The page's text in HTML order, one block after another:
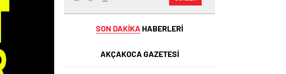
SON DAKİKA HABERLERİ
AKÇAKOCA GAZETESİ